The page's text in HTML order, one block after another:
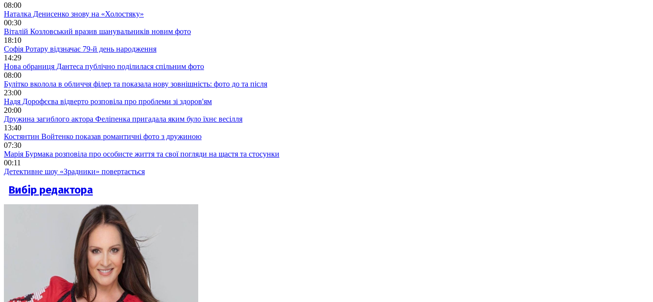
08:00
Наталка Денисенко знову на «Холостяку»
00:30
Віталій Козловський вразив шанувальників новим фото
18:10
Софія Ротару відзначає 79-й день народження
14:29
Нова обраниця Дантеса публічно поділилася спільним фото
08:00
Булітко вколола в обличчя філер та показала нову зовнішність: фото до та після
23:00
Надя Дорофєєва відверто розповіла про проблеми зі здоров'ям
20:00
Дружина загиблого актора Феліпенка пригадала яким було їхнє весілля
13:40
Костянтин Войтенко показав романтичні фото з дружиною
07:30
Марія Бурмака розповіла про особисте життя та свої погляди на щастя та стосунки
00:11
Детективне шоу «Зрадники» повертається
Вибір редактора